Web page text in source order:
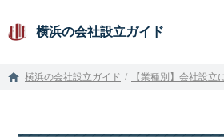
横浜の会社設立ガイド
横浜の会社設立ガイド / 【業種別】会社設立